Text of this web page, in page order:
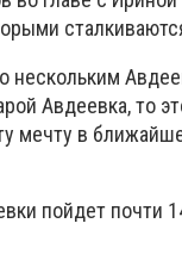
нескольким
Авдеевка,
мечту в
пойдет почти